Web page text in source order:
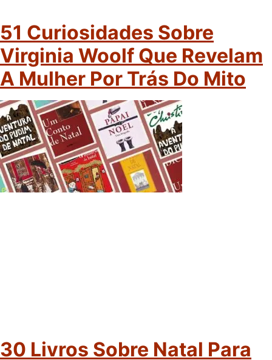
51 Curiosidades Sobre
Virginia Woolf Que Revelam
A Mulher Por Trás Do Mito
30 Livros Sobre Natal Para